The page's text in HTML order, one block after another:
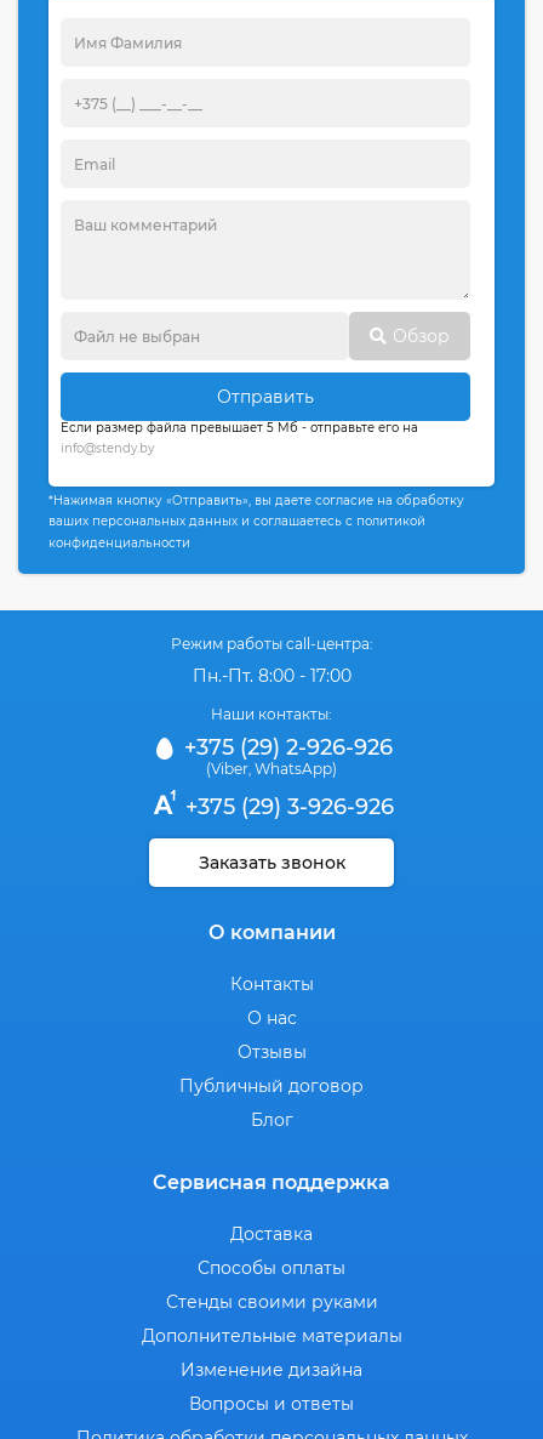
Обзор
Отправить
Если размер файла превышает 5 Мб - отправьте его на
info@stendy.by
*Нажимая кнопку «Отправить», вы даете согласие на обработку
ваших персональных данных и соглашаетесь с политикой
конфиденциальности
Режим работы call-центра:
Пн.-Пт. 8:00 - 17:00
Наши контакты:
+375 (29) 2-926-926
(Viber WhatsApp)
+375 (29) 3-926-926
Заказать звонок
О компании
Контакты
О нас
Отзывы
Публичный договор
Блог
Сервисная поддержка
Доставка
Способы оплаты
Стенды своими руками
Дополнительные материалы
Изменение дизайна
Вопросы и ответы